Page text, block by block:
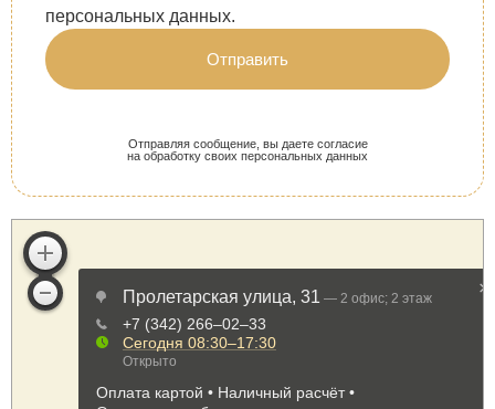
персональных данных.
Отправить
Отправляя сообщение, вы даете согласие
на обработку своих персональных данных